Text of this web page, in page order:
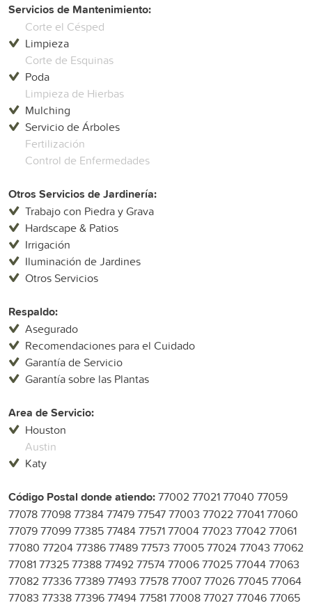
Servicios de Mantenimiento:
Corte el Césped
Limpieza
Corte de Esquinas
Poda
Limpieza de Hierbas
Mulching
Servicio de Árboles
Fertilización
Control de Enfermedades
Otros Servicios de Jardinería:
Trabajo con Piedra y Grava
Hardscape & Patios
Irrigación
Iluminación de Jardines
Otros Servicios
Respaldo:
Asegurado
Recomendaciones para el Cuidado
Garantía de Servicio
Garantía sobre las Plantas
Area de Servicio:
Houston
Austin
Katy
Código Postal donde atiendo:77002 77021 77040 77059
77078 77098 77384 77479 77547 77003 77022 77041 77060
77079 77099 77385 77484 77571 77004 77023 77042 77061
77080 77204 77386 77489 77573 77005 77024 77043 77062
77081 77325 77388 77492 77574 77006 77025 77044 77063
77082 77336 77389 77493 77578 77007 77026 77045 77064
77083 77338 77396 77494 77581 77008 77027 77046 77065